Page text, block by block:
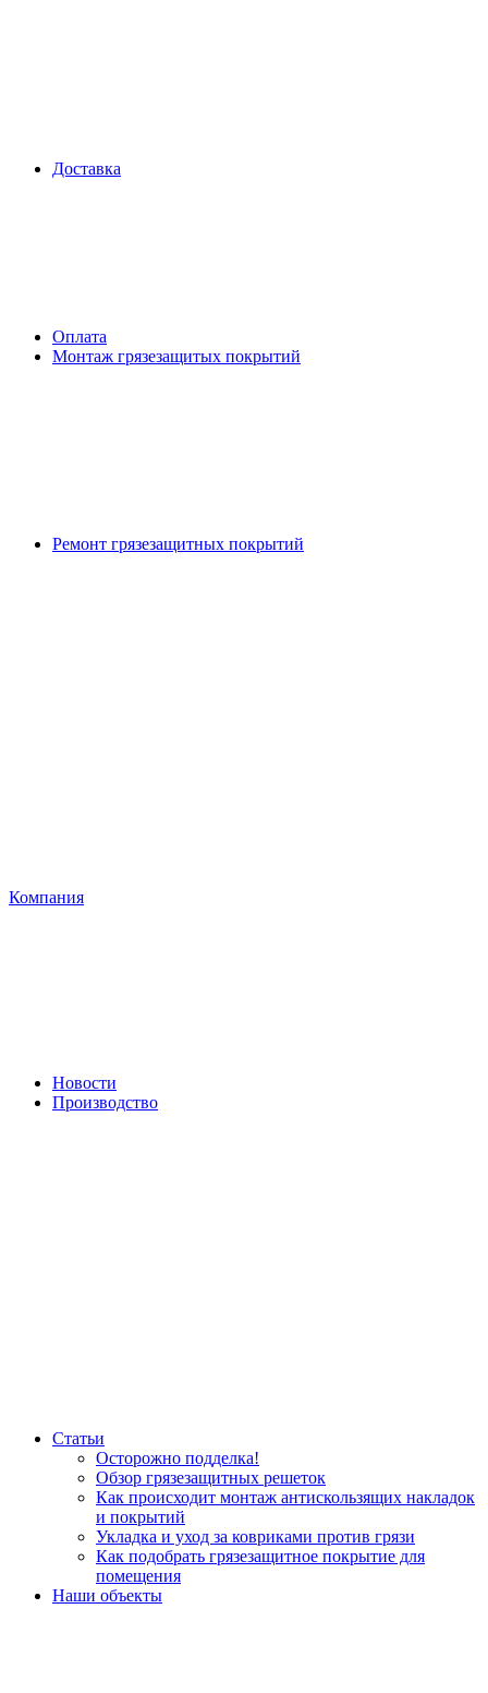
Доставка
Оплата
Монтаж грязезащитых покрытий
Ремонт грязезащитных покрытий
Компания
Новости
Производство
Статьи
Осторожно подделка!
Обзор грязезащитных решеток
Как происходит монтаж антискользящих накладок
и покрытий
Укладка и уход за ковриками против грязи
Как подобрать грязезащитное покрытие для
помещения
Наши объекты